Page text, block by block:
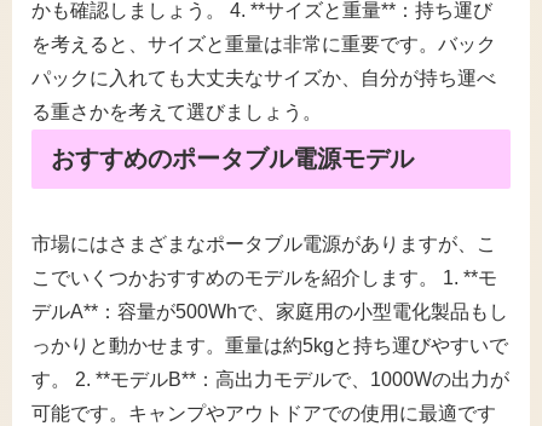
かも確認しましょう。 4. **サイズと重量**：持ち運び
を考えると、サイズと重量は非常に重要です。バック
パックに入れても大丈夫なサイズか、自分が持ち運べ
る重さかを考えて選びましょう。
おすすめのポータブル電源モデル
市場にはさまざまなポータブル電源がありますが、こ
こでいくつかおすすめのモデルを紹介します。 1. **モ
デルA**：容量が500Whで、家庭用の小型電化製品もし
っかりと動かせます。重量は約5kgと持ち運びやすいで
す。 2. **モデルB**：高出力モデルで、1000Wの出力が
可能です。キャンプやアウトドアでの使用に最適です